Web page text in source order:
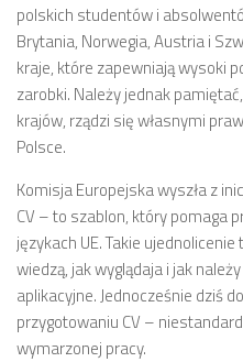
polskich studentów i
Brytania, Norwegia, Austria i
kraje, które zapewniają wysoki
zarobki. Należy jednak
krajów, rządzi się własnymi
Polsce.
Komisja Europejska wyszła z
CV – to szablon, który pomaga
językach UE. Takie
wiedzą, jak wyglądaja i jak
aplikacyjne. Jednocześnie dziś
przygotowaniu CV –
wymarzonej pracy.